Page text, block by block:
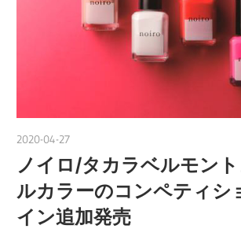
2020-04-27
ノイロ/タカラベルモン
ルカラーのコンペティシ
イン追加発売